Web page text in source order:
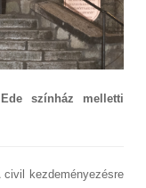
színház melletti
civil kezdeményezésre